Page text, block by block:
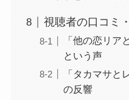
視聴者の口コミ
「他の恋リア
という声
「タカマサと
の反響